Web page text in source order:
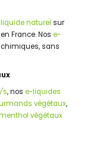
Les
fraîcheur, et
sur
e-
naturel sur
France. Nos e-
sans
, nos e-liquides
végétaux,
végétaux